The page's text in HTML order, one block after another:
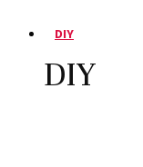
DIY
DIY